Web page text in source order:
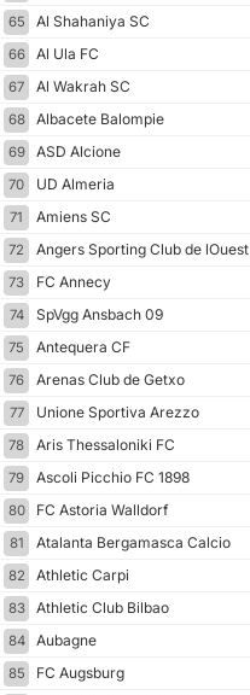
65
Al Shahaniya SC
66
Al Ula FC
67
Al Wakrah SC
68
Albacete Balompie
69
ASD Alcione
70
UD Almeria
71
Amiens SC
72
Angers Sporting Club de lOuest
73
FC Annecy
74
SpVgg Ansbach 09
75
Antequera CF
76
Arenas Club de Getxo
77
Unione Sportiva Arezzo
78
Aris Thessaloniki FC
79
Ascoli Picchio FC 1898
80
FC Astoria Walldorf
81
Atalanta Bergamasca Calcio
82
Athletic Carpi
83
Athletic Club Bilbao
84
Aubagne
85
FC Augsburg